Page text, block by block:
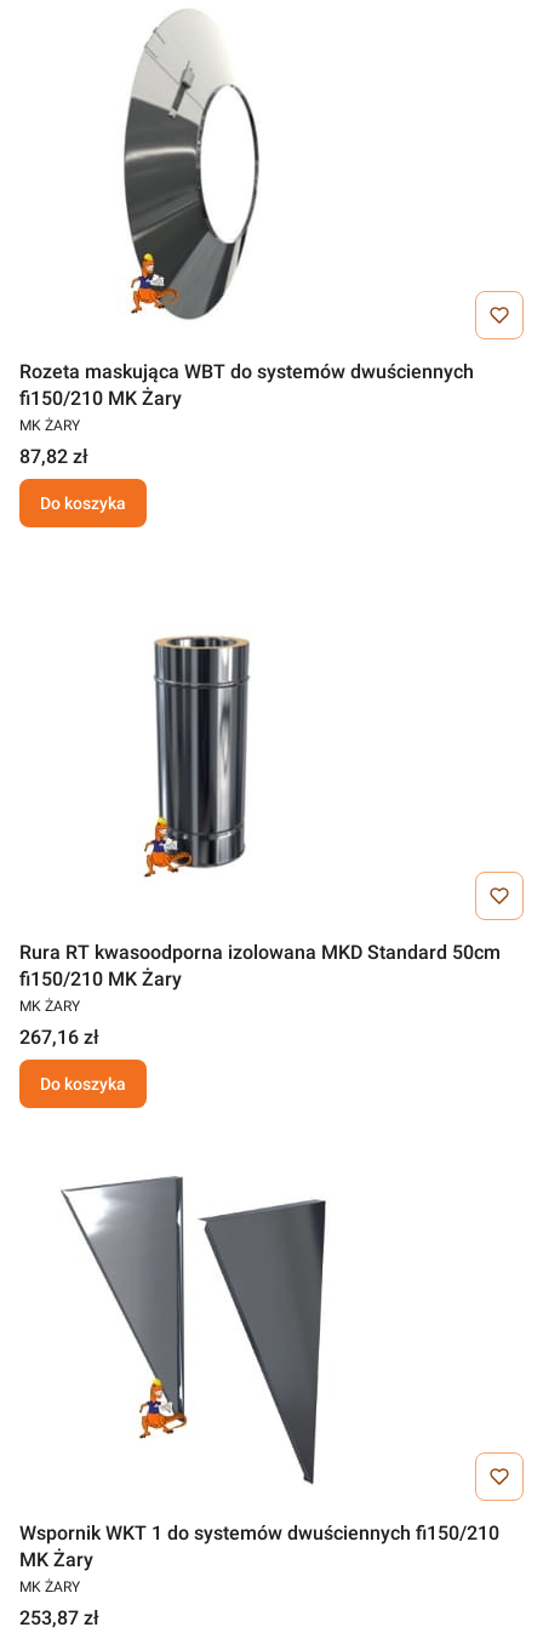
Rozeta maskująca WBT do systemów dwuściennych
fi150/210 MK Żary
MK ŻARY
87,82 zł
Do koszyka
Rura RT kwasoodporna izolowana MKD Standard 50cm
fi150/210 MK Żary
MK ŻARY
267,16 zł
Do koszyka
Wspornik WKT 1 do systemów dwuściennych fi150/210
MK Żary
MK ŻARY
253,87 zł